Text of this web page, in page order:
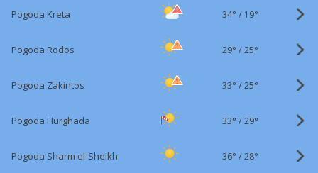
Pogoda Kreta 34° / 19°
Pogoda Rodos 29° /25°
Pogoda Zakintos 33° /25°
Pogoda Hurghada 33° /29°
Pogoda Sharm el-Sheikh 36° /28°